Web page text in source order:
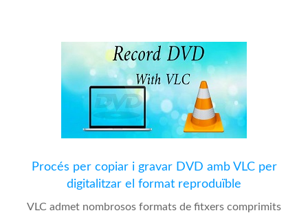
Procés per copiar i gravar DVD amb VLC per
digitalitzar el format reproduïble
VLC admet nombrosos formats de fitxers comprimits